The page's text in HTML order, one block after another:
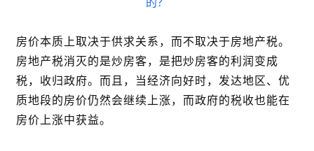
房价本质上取决于供求关系，而不取决于房地产税。
房地产税消灭的是炒房客，是把炒房客的利润变成
税，收归政府。而且，当经济向好时，发达地区、优
质地段的房价仍然会继续上涨，而政府的税收也能在
房价上涨中获益。